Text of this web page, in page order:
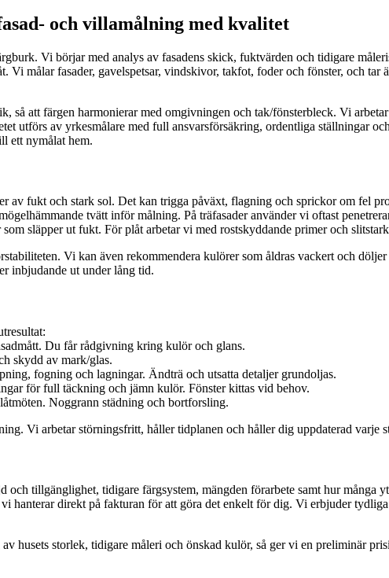
och villamålning med kvalitet
Vi börjar med analys av fasadens skick, fuktvärden och tidigare
målar fasader, gavelspetsar, vindskivor, takfot, foder och fönster, och tar
att färgen harmonierar med omgivningen och tak/fönsterbleck. Vi
utförs av yrkesmålare med full ansvarsförsäkring, ordentliga ställningar
ett nymålat hem.
av fukt och stark sol. Det kan trigga påväxt, flagning och sprickor om fel
tvätt inför målning. På träfasader använder vi oftast
släpper ut fukt. För plåt arbetar vi med rostskyddande primer och
Vi kan även rekommendera kulörer som åldras vackert och döljer
inbjudande ut under lång tid.
Du får rådgivning kring kulör och glans.
skydd av mark/glas.
fogning och lagningar. Ändträ och utsatta detaljer grundoljas.
för full täckning och jämn kulör. Fönster kittas vid behov.
Noggrann städning och bortforsling.
Vi arbetar störningsfritt, håller tidplanen och håller dig uppdaterad varje
tillgänglighet, tidigare färgsystem, mängden förarbete samt hur många
hanterar direkt på fakturan för att göra det enkelt för dig. Vi erbjuder
husets storlek, tidigare måleri och önskad kulör, så ger vi en preliminär